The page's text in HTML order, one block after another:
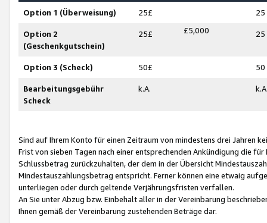
Option 1 (Überweisung) 25£ 25
Option 2
(Geschenkgutschein)
25£ £5,000 25
Option 3 (Scheck) 50£ 50
Bearbeitungsgebühr
Scheck
k.A.
Sind auf Ihrem Konto für einen Zeitraum von mindestens drei Jahren
Frist von sieben Tagen nach einer entsprechenden Ankündigung die
Schlussbetrag zurückzuhalten, der dem in der Übersicht
Mindestauszahlungsbetrag entspricht. Ferner können eine etwaig
unterliegen oder durch geltende Verjährungsfristen verfallen.
An Sie unter Abzug bzw. Einbehalt aller in der Vereinbarung
Ihnen gemäß der Vereinbarung zustehenden Beträge dar.